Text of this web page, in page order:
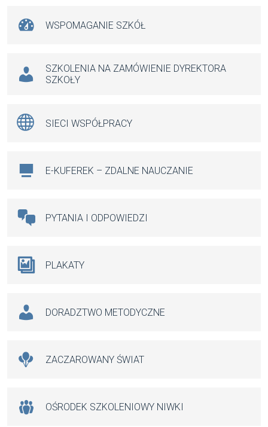
WSPOMAGANIE SZKÓŁ
SZKOLENIA NA ZAMÓWIENIE DYREKTORA
SZKOŁY
SIECI WSPÓŁPRACY
E-KUFEREK – ZDALNE NAUCZANIE
PYTANIA I ODPOWIEDZI
PLAKATY
DORADZTWO METODYCZNE
ZACZAROWANY ŚWIAT
OŚRODEK SZKOLENIOWY NIWKI